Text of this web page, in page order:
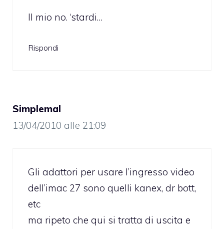
Il mio no. ‘stardi…
Rispondi
Simplemal
13/04/2010 alle 21:09
Gli adattori per usare l’ingresso video
dell’imac 27 sono quelli kanex, dr bott,
etc
ma ripeto che qui si tratta di uscita e